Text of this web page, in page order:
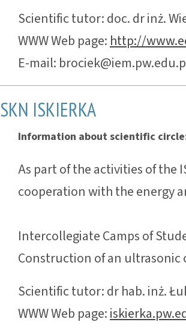
Scientific tutor: doc. dr inż.
WWW Web page: http://
E-mail:
SKN ISKIERKA
Information about scientific
As part of the activities of the
cooperation with the energy
Intercollegiate Camps of
Construction of an ultrasonic
Scientific tutor: dr hab. inż.
WWW Web page: